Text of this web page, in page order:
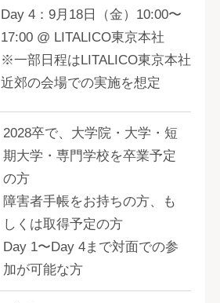
Day 4：9月18日（金）10:00〜
17:00 @ LITALICO東京本社
※一部日程はLITALICO東京本社
近郊の会場での実施を想定
2028卒で、大学院・大学・短
期大学・専門学校を卒業予定
の方
障害者手帳をお持ちの方、も
しくは取得予定の方
Day 1〜Day 4まで対面での参
加が可能な方